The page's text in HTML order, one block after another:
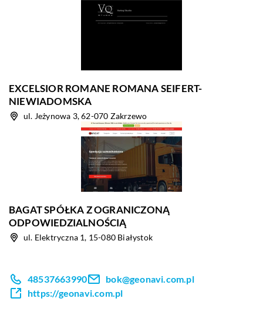
EXCELSIOR ROMANE ROMANA SEIFERT-
NIEWIADOMSKA
ul. Jeżynowa 3, 62-070 Zakrzewo
BAGAT SPÓŁKA Z OGRANICZONĄ
ODPOWIEDZIALNOŚCIĄ
ul. Elektryczna 1, 15-080 Białystok
48537663990
bok@geonavi.com.pl
https://geonavi.com.pl